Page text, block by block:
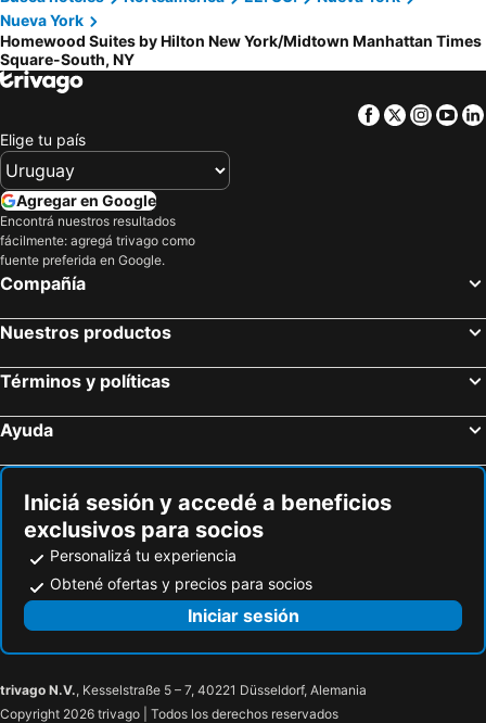
Nueva York
Homewood Suites by Hilton New York/Midtown Manhattan Times
Square-South, NY
Facebook
Twitter
Elige tu país
Agregar en Google
Encontrá nuestros resultados
fácilmente: agregá trivago como
fuente preferida en Google.
Compañía
Nuestros productos
Términos y políticas
Ayuda
Iniciá sesión y accedé a beneficios
exclusivos para socios
Personalizá tu experiencia
Obtené ofertas y precios para socios
Iniciar sesión
trivago N.V., Kesselstraße 5 – 7, 40221 Düsseldorf, Alemania
Copyright 2026 trivago | Todos los derechos reservados